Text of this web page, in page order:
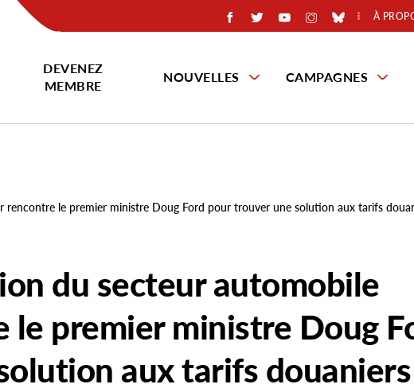
À
DEVENEZ
MEMBRE
NOUVELLES CAMPAGNES
rencontre le premier ministre Doug Ford pour trouver une solution aux tarifs
du secteur automobile
le premier ministre Doug
aux tarifs